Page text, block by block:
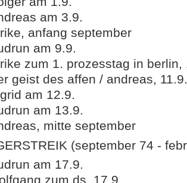
am 3.9.
anfang september
am 9.9.
zum 1. prozesstag in berlin,
geist des affen / andreas, 11.9.
am 12.9.
am 13.9.
mitte september
(september 74 -
am 17.9.
zum ds, 17.9.